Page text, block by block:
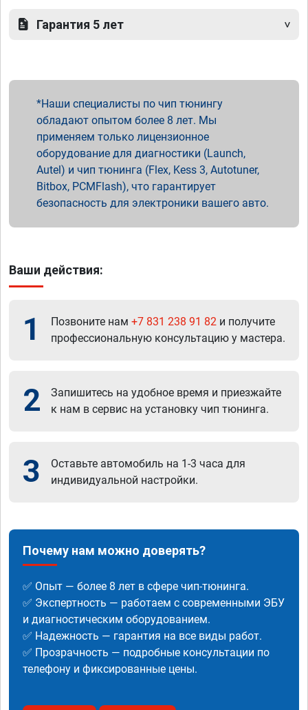
Гарантия 5 лет
Наши специалисты по чип тюнингу
обладают опытом более 8 лет. Мы
применяем только лицензионное
оборудование для диагностики (Launch,
Autel) и чип тюнинга (Flex, Kess 3, Autotuner,
Bitbox, PCMFlash), что гарантирует
безопасность для электроники вашего авто.
Ваши действия:
1 Позвоните нам +7 831 238 91 82 и получите
профессиональную консультацию у мастера.
2
Запишитесь на удобное время и приезжайте
к нам в сервис на установку чип тюнинга.
3
Оставьте автомобиль на 1-3 часа для
индивидуальной настройки.
Почему нам можно доверять?
✅ Опыт — более 8 лет в сфере чип-тюнинга.
✅ Экспертность — работаем с современными ЭБУ
и диагностическим оборудованием.
✅ Надежность — гарантия на все виды работ.
✅ Прозрачность — подробные консультации по
телефону и фиксированные цены.